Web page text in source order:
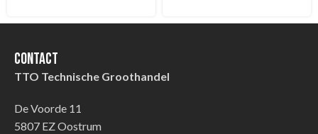
Contact
TTO Technische Groothandel
De Voorde 11
5807 EZ Oostrum